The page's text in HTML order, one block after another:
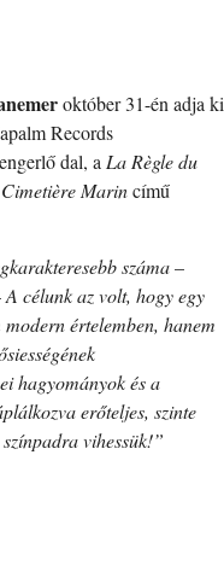
október 31-én adja ki
Records
dal, a La Règle du
Marincímű
száma–
A célunk az volt, hogy egy
értelemben, hanem
hagyományok és a
erőteljes, szinte
vihessük!”